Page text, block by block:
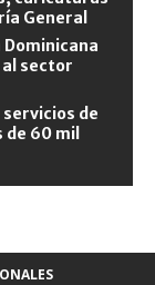
General
al sector
de
60 mil